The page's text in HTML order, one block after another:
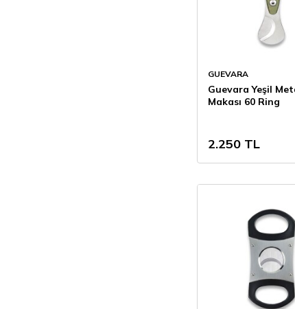
GUEVARA
Guevara Yeşil
Makası 60 Ring
2.250 TL